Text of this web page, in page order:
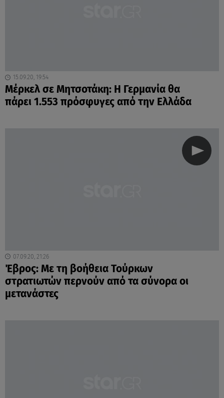
15.09.20, 19:54
Μέρκελ σε Μητσοτάκη: Η Γερμανία θα
πάρει 1.553 πρόσφυγες από την Ελλάδα
07.09.20, 21:26
Έβρος: Με τη βοήθεια Τούρκων
στρατιωτών περνούν από τα σύνορα οι
μετανάστες